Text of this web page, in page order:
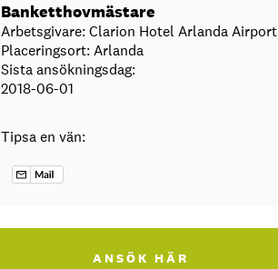
Banketthovmästare
Arbetsgivare: Clarion Hotel Arlanda Airport
Placeringsort: Arlanda
Sista ansökningsdag:
2018-06-01
Tipsa en vän:
ANSÖK HÄR